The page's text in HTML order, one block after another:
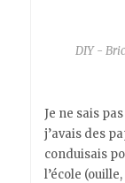
DIY -
Je ne sais
j’avais des
conduisais
l’école